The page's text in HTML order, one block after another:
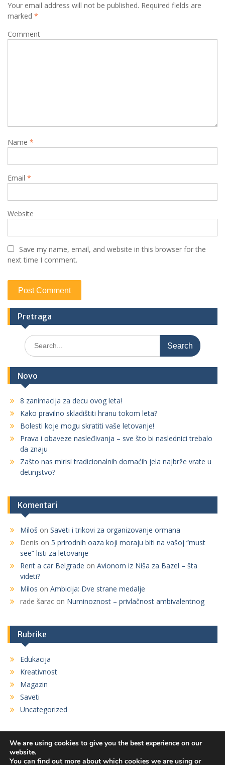
n
v
o
n
Your email address will not be published. Required fields are
marked *
Comment
Name *
Email *
Website
Save my name, email, and website in this browser for the
next time I comment.
Pretraga
S
e
r
f
o
r
:
Novo
8 zanimacija za decu ovog leta!
Kako pravilno skladištiti hranu tokom leta?
Bolesti koje mogu skratiti vaše letovanje!
Prava i obaveze nasleđivanja – sve što bi naslednici trebalo
da znaju
Zašto nas mirisi tradicionalnih domaćih jela najbrže vrate u
detinjstvo?
Komentari
Miloš on Saveti i trikovi za organizovanje ormana
Denis on 5 prirodnih oaza koji moraju biti na vašoj “must
see” listi za letovanje
Rent a car Belgrade on Avionom iz Niša za Bazel – šta
videti?
Milos on Ambicija: Dve strane medalje
rade šarac on Numinoznost – privlačnost ambivalentnog
Rubrike
Edukacija
Kreativnost
Magazin
Saveti
Uncategorized
We are using cookies to give you the best experience on our
website.
You can find out more about which cookies we are using or